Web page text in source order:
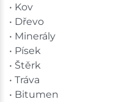
• Kov
• Dřevo
• Minerály
• Písek
• Štěrk
• Tráva
• Bitumen